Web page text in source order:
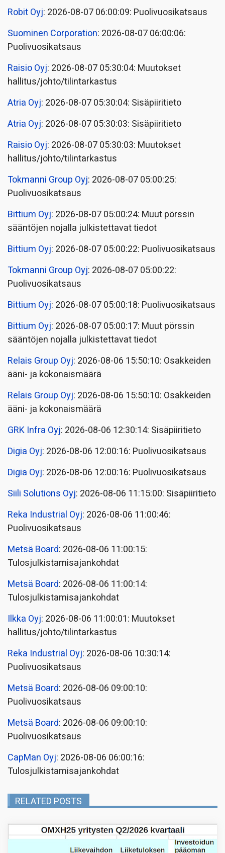
Robit Oyj: 2026-08-07 06:00:09: Puolivuosikatsaus
Suominen Corporation: 2026-08-07 06:00:06:
Puolivuosikatsaus
Raisio Oyj: 2026-08-07 05:30:04: Muutokset
hallitus/johto/tilintarkastus
Atria Oyj: 2026-08-07 05:30:04: Sisäpiiritieto
Atria Oyj: 2026-08-07 05:30:03: Sisäpiiritieto
Raisio Oyj: 2026-08-07 05:30:03: Muutokset
hallitus/johto/tilintarkastus
Tokmanni Group Oyj: 2026-08-07 05:00:25:
Puolivuosikatsaus
Bittium Oyj: 2026-08-07 05:00:24: Muut pörssin
sääntöjen nojalla julkistettavat tiedot
Bittium Oyj: 2026-08-07 05:00:22: Puolivuosikatsaus
Tokmanni Group Oyj: 2026-08-07 05:00:22:
Puolivuosikatsaus
Bittium Oyj: 2026-08-07 05:00:18: Puolivuosikatsaus
Bittium Oyj: 2026-08-07 05:00:17: Muut pörssin
sääntöjen nojalla julkistettavat tiedot
Relais Group Oyj: 2026-08-06 15:50:10: Osakkeiden
ääni- ja kokonaismäärä
Relais Group Oyj: 2026-08-06 15:50:10: Osakkeiden
ääni- ja kokonaismäärä
GRK Infra Oyj: 2026-08-06 12:30:14: Sisäpiiritieto
Digia Oyj: 2026-08-06 12:00:16: Puolivuosikatsaus
Digia Oyj: 2026-08-06 12:00:16: Puolivuosikatsaus
Siili Solutions Oyj: 2026-08-06 11:15:00: Sisäpiiritieto
Reka Industrial Oyj: 2026-08-06 11:00:46:
Puolivuosikatsaus
Metsä Board: 2026-08-06 11:00:15:
Tulosjulkistamisajankohdat
Metsä Board: 2026-08-06 11:00:14:
Tulosjulkistamisajankohdat
Ilkka Oyj: 2026-08-06 11:00:01: Muutokset
hallitus/johto/tilintarkastus
Reka Industrial Oyj: 2026-08-06 10:30:14:
Puolivuosikatsaus
Metsä Board: 2026-08-06 09:00:10:
Puolivuosikatsaus
Metsä Board: 2026-08-06 09:00:10:
Puolivuosikatsaus
CapMan Oyj: 2026-08-06 06:00:16:
Tulosjulkistamisajankohdat
RELATED POSTS